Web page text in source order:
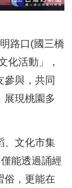
路口(國三橋
化活動」，
參與，共同
展現桃園多
、文化市集
能透過誦經
俗，更能在